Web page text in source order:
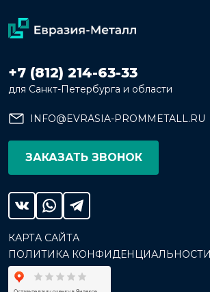
+7 (812) 214-63-33
для Санкт-Петербурга и области
INFO@EVRASIA-PROMMETALL.RU
ЗАКАЗАТЬ ЗВОНОК
КАРТА САЙТА
ПОЛИТИКА КОНФИДЕНЦИАЛЬНОСТИ